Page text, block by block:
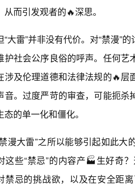
从而引发观者的🔥深思。
“大雷”并非没有代价。对“禁漫”
护社会公序良俗的呼声。任何
涉及伦理道德和法律法规的🔥
音。过度严苛的审查，可能扼
态的单一化和僵化。
漫大雷”之所以能够引起如此
这些“禁忌”的内容产🏭生好奇
禁忌的挑战欲，以及在安全距